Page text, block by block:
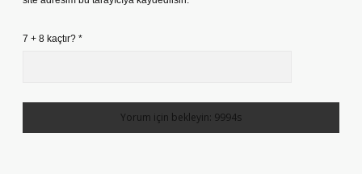
7 + 8 kaçtır? *